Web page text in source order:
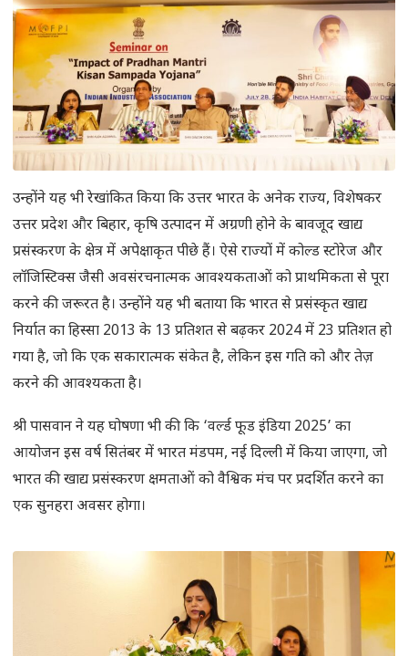
उन्होंने यह भी रेखांकित किया कि उत्तर भारत के अनेक राज्य, विशेषकर
उत्तर प्रदेश और बिहार, कृषि उत्पादन में अग्रणी होने के बावजूद खाद्य
प्रसंस्करण के क्षेत्र में अपेक्षाकृत पीछे हैं। ऐसे राज्यों में कोल्ड स्टोरेज और
लॉजिस्टिक्स जैसी अवसंरचनात्मक आवश्यकताओं को प्राथमिकता से पूरा
करने की जरूरत है। उन्होंने यह भी बताया कि भारत से प्रसंस्कृत खाद्य
निर्यात का हिस्सा 2013 के 13 प्रतिशत से बढ़कर 2024 में 23 प्रतिशत हो
गया है, जो कि एक सकारात्मक संकेत है, लेकिन इस गति को और तेज़
करने की आवश्यकता है।
श्री पासवान ने यह घोषणा भी की कि ‘वर्ल्ड फूड इंडिया 2025’ का
आयोजन इस वर्ष सितंबर में भारत मंडपम, नई दिल्ली में किया जाएगा, जो
भारत की खाद्य प्रसंस्करण क्षमताओं को वैश्विक मंच पर प्रदर्शित करने का
एक सुनहरा अवसर होगा।